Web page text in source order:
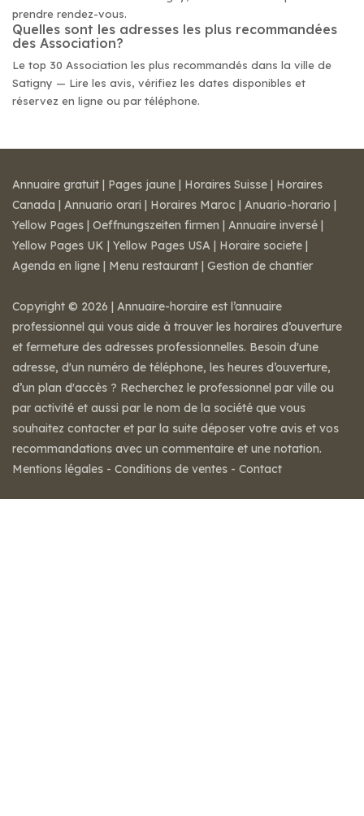
prendre rendez-vous.
Quelles sont les adresses les plus recommandées
des Association?
Le top 30 Association les plus recommandés dans la ville de
Satigny — Lire les avis, vérifiez les dates disponibles et
réservez en ligne ou par téléphone.
Annuaire gratuit | Pages jaune | Horaires Suisse | Horaires
Canada | Annuario orari | Horaires Maroc | Anuario-horario |
Yellow Pages | Oeffnungszeiten firmen | Annuaire inversé |
Yellow Pages UK | Yellow Pages USA | Horaire societe |
Agenda en ligne | Menu restaurant | Gestion de chantier
Copyright © 2026 | Annuaire-horaire est l’annuaire
professionnel qui vous aide à trouver les horaires d’ouverture
et fermeture des adresses professionnelles. Besoin d'une
adresse, d'un numéro de téléphone, les heures d’ouverture,
d’un plan d'accès ? Recherchez le professionnel par ville ou
par activité et aussi par le nom de la société que vous
souhaitez contacter et par la suite déposer votre avis et vos
recommandations avec un commentaire et une notation.
Mentions légales - Conditions de ventes - Contact